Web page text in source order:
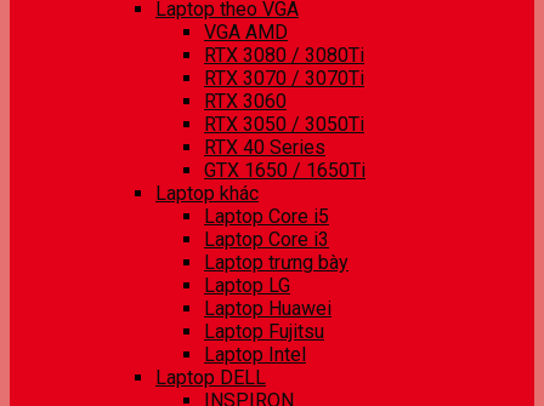
Laptop theo VGA
VGA AMD
RTX 3080 / 3080Ti
RTX 3070 / 3070Ti
RTX 3060
RTX 3050 / 3050Ti
RTX 40 Series
GTX 1650 / 1650Ti
Laptop khác
Laptop Core i5
Laptop Core i3
Laptop trưng bày
Laptop LG
Laptop Huawei
Laptop Fujitsu
Laptop Intel
Laptop DELL
INSPIRON